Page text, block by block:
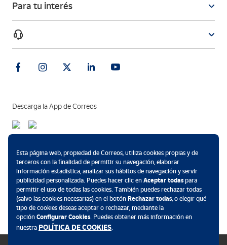
Para tu interés
Descarga la App de Correos
Esta página web, propiedad de Correos, utiliza cookies propias y de
terceros con la finalidad de permitir su navegación, elaborar
información estadística, analizar sus hábitos de navegación y servir
publicidad personalizada. Puedes hacer clic en Aceptar todaspara
permitir el uso de todas las cookies. También puedes rechazar todas
(salvo las cookies necesarias) en el botón Rechazar todas, o elegir qué
tipo de cookies deseas aceptar o rechazar, mediante la
opción Configurar Cookies. Puedes obtener más información en
nuestra POLÍTICA DE COOKIES.